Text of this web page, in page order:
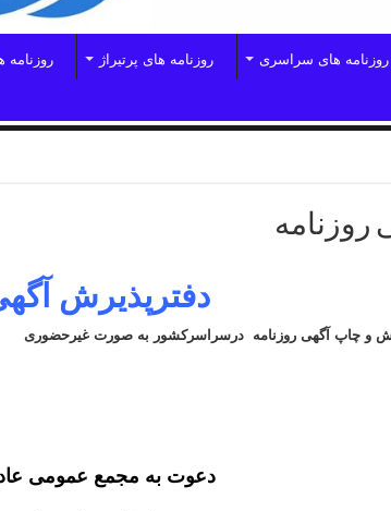
روزنامه های سراسری روزنامه های پرتیراژ روزنامه
روزنامه
دفترپذیرش
و چاپ آگهی روزنامه درسراسرکشور به صورت غیرحضوری
دعوت به مجمع عمومی